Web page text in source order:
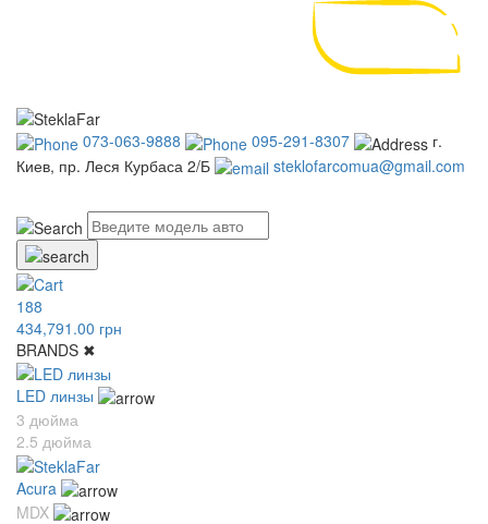
073-063-9888 095-291-8307
г.
Киев, пр. Леся Курбаса 2/Б
steklofarcomua@gmail.com
188
434,791.00 грн
BRANDS ✖
LED линзы
3 дюйма
2.5 дюйма
Acura
MDX